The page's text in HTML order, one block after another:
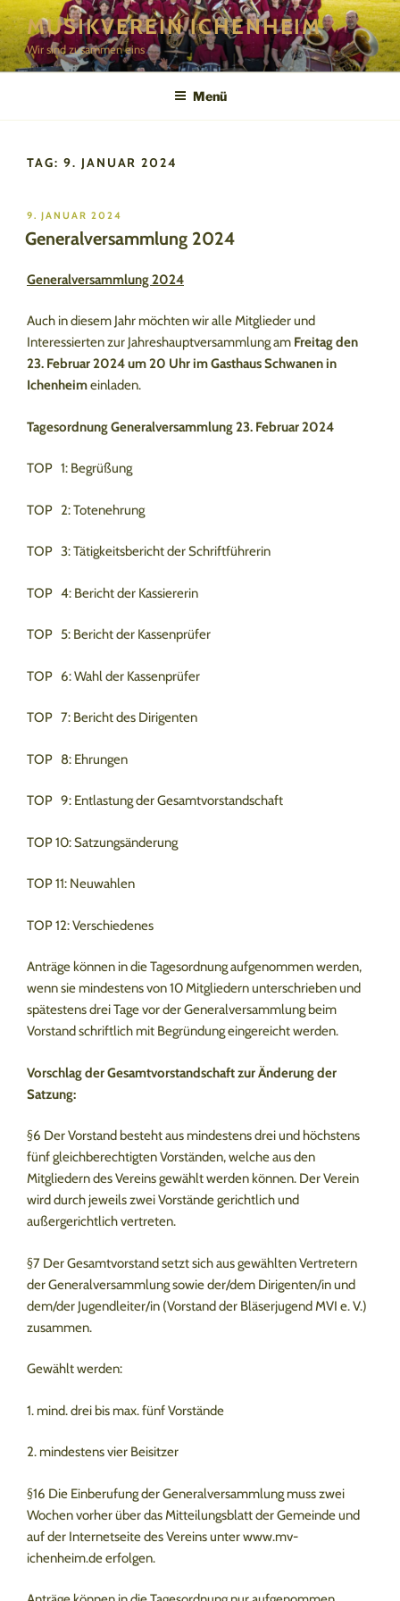
Zum
Inhalt
springen
MUSIKVEREIN ICHENHEIM
Wir sind zusammen eins
Menü
TAG: 9. JANUAR 2024
VERÖFFENTLICHT
AM
9. JANUAR 2024
Generalversammlung 2024
Generalversammlung 2024
Auch in diesem Jahr möchten wir alle Mitglieder und
Interessierten zur Jahreshauptversammlung am Freitag den
23. Februar 2024 um 20 Uhr im Gasthaus Schwanenin
Ichenheimeinladen.
Tagesordnung Generalversammlung 23. Februar 2024
TOP 1: Begrüßung
TOP 2: Totenehrung
TOP 3: Tätigkeitsbericht der Schriftführerin
TOP 4: Bericht der Kassiererin
TOP 5: Bericht der Kassenprüfer
TOP 6: Wahl der Kassenprüfer
TOP 7: Bericht des Dirigenten
TOP 8: Ehrungen
TOP 9: Entlastung der Gesamtvorstandschaft
TOP 10: Satzungsänderung
TOP 11: Neuwahlen
TOP 12: Verschiedenes
Anträge können in die Tagesordnung aufgenommen werden,
wenn sie mindestens von 10 Mitgliedern unterschrieben und
spätestens drei Tage vor der Generalversammlung beim
Vorstand schriftlich mit Begründung eingereicht werden.
Vorschlag der Gesamtvorstandschaft zur Änderung der
Satzung:
§6 Der Vorstand besteht aus mindestens drei und höchstens
fünf gleichberechtigten Vorständen, welche aus den
Mitgliedern des Vereins gewählt werden können. Der Verein
wird durch jeweils zwei Vorstände gerichtlich und
außergerichtlich vertreten.
§7 Der Gesamtvorstand setzt sich aus gewählten Vertretern
der Generalversammlung sowie der/dem Dirigenten/in und
dem/der Jugendleiter/in (Vorstand der Bläserjugend MVI e. V.)
zusammen.
Gewählt werden:
1. mind. drei bis max. fünf Vorstände
2. mindestens vier Beisitzer
§16 Die Einberufung der Generalversammlung muss zwei
Wochen vorher über das Mitteilungsblatt der Gemeinde und
auf der Internetseite des Vereins unter www.mv-
ichenheim.de erfolgen.